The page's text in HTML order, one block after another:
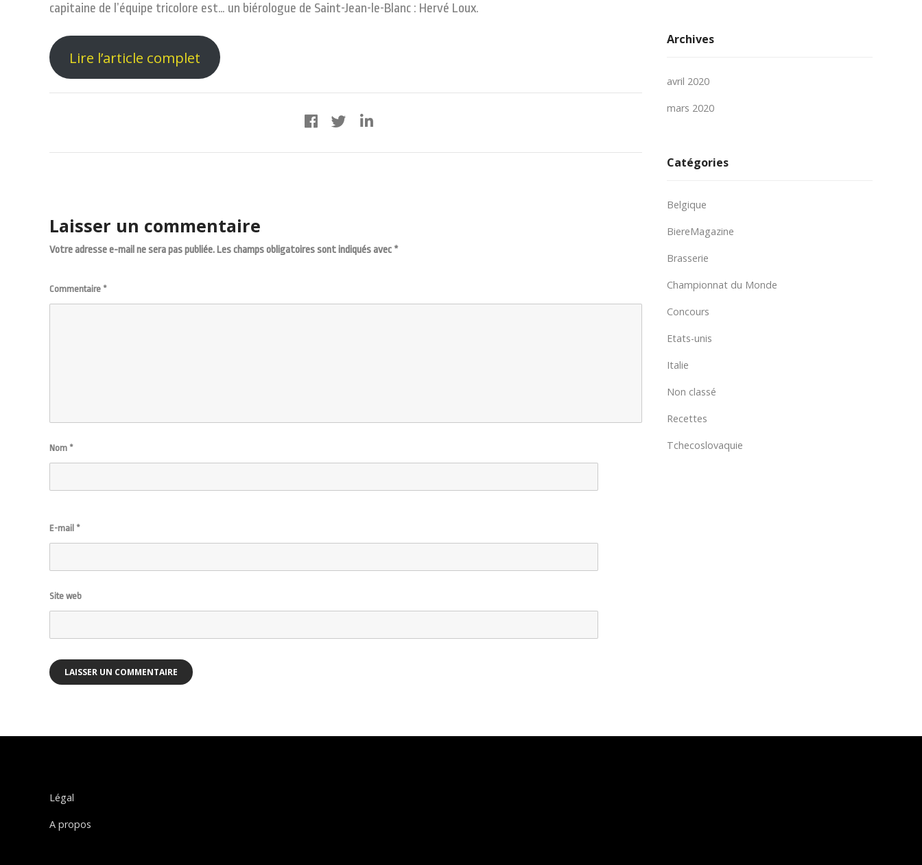
capitaine de l’équipe tricolore est… un biérologue de Saint-Jean-le-Blanc : Hervé Loux.
Lire l’article complet
Laisser un commentaire
Votre adresse e-mail ne sera pas publiée.Les champs obligatoires sont indiqués avec *
Commentaire *
Nom *
E-mail *
Site web
Archives
avril 2020
mars 2020
Catégories
Belgique
BiereMagazine
Brasserie
Championnat du Monde
Concours
Etats-unis
Italie
Non classé
Recettes
Tchecoslovaquie
Légal
A propos